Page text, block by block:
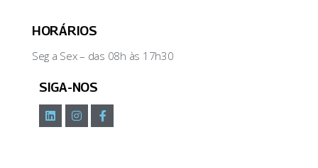
HORÁRIOS
Seg a Sex – das 08h às 17h30
SIGA-NOS